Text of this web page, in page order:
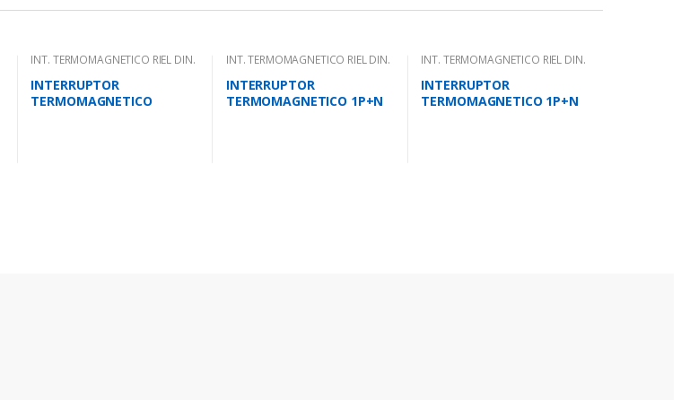
INT. TERMOMAGNETICO RIEL DIN.
INTERRUPTOR
TERMOMAGNETICO
INT. TERMOMAGNETICO RIEL DIN.
INTERRUPTOR
TERMOMAGNETICO 1P+N
INT. TERMOMAGNETICO RIEL DIN.
INTERRUPTOR
TERMOMAGNETICO 1P+N